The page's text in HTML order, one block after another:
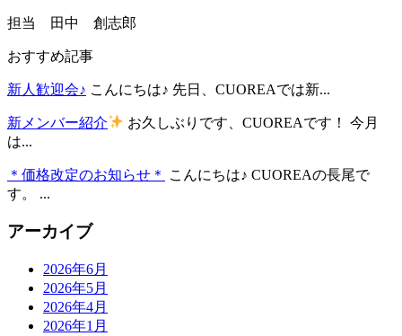
担当 田中 創志郎
おすすめ記事
新人歓迎会♪ こんにちは♪ 先日、CUOREAでは新...
新メンバー紹介
お久しぶりです、CUOREAです！ 今月
は...
＊価格改定のお知らせ＊
こんにちは♪ CUOREAの長尾で
す。 ...
アーカイブ
2026年6月
2026年5月
2026年4月
2026年1月